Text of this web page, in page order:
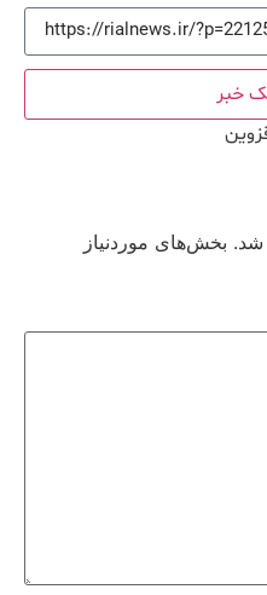
خبر
شد. بخش‌های موردنیاز